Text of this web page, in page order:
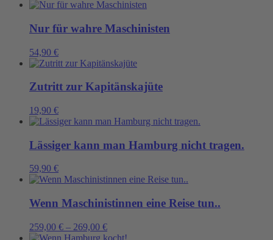
Nur für wahre Maschinisten
54,90 €
Zutritt zur Kapitänskajüte
19,90 €
Lässiger kann man Hamburg nicht tragen.
59,90 €
Wenn Maschinistinnen eine Reise tun..
259,00 € – 269,00 €